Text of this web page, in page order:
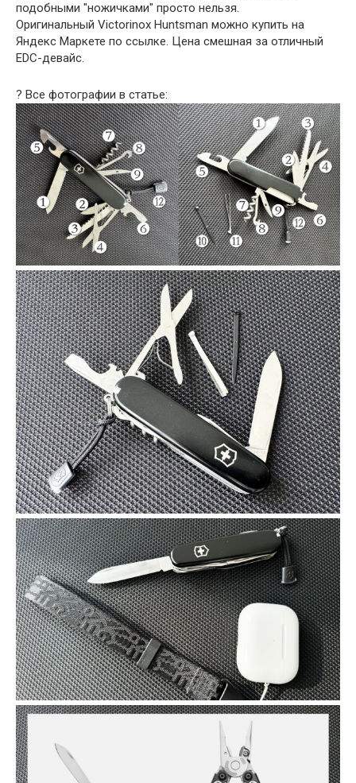
подобными "ножичками" просто нельзя.
Оригинальный Victorinox Huntsman можно купить на
Яндекс Маркете по ссылке. Цена смешная за отличный
EDC-девайс.
? Все фотографии в статье: